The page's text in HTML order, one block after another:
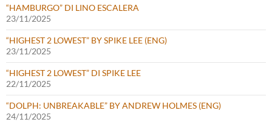
“HAMBURGO” DI LINO ESCALERA
23/11/2025
“HIGHEST 2 LOWEST” BY SPIKE LEE (ENG)
23/11/2025
“HIGHEST 2 LOWEST” DI SPIKE LEE
22/11/2025
“DOLPH: UNBREAKABLE” BY ANDREW HOLMES (ENG)
24/11/2025